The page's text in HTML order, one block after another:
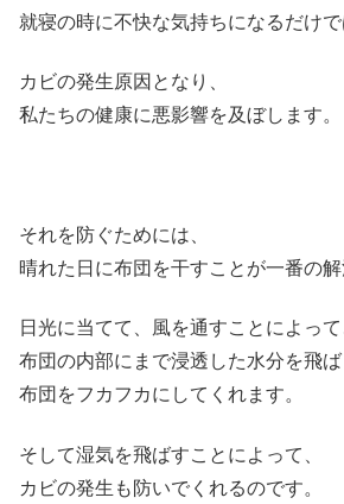
就寝の時に不快な気持ちになるだけで
カビの発生原因となり、
私たちの健康に悪影響を及ぼします。
それを防ぐためには、
晴れた日に布団を干すことが一番の解
日光に当てて、風を通すことによって
布団の内部にまで浸透した水分を飛ば
布団をフカフカにしてくれます。
そして湿気を飛ばすことによって、
カビの発生も防いでくれるのです。